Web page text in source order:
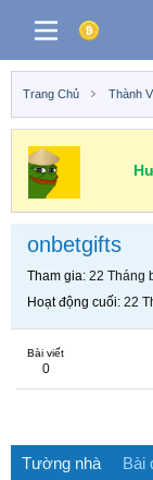
Trang Chủ Thành
onbetgifts
Tham gia 22 Tháng
Hoạt động cuối 22
Bài viết
0
Tường nhà Bài